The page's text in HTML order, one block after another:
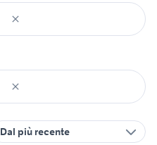
Dal più recente